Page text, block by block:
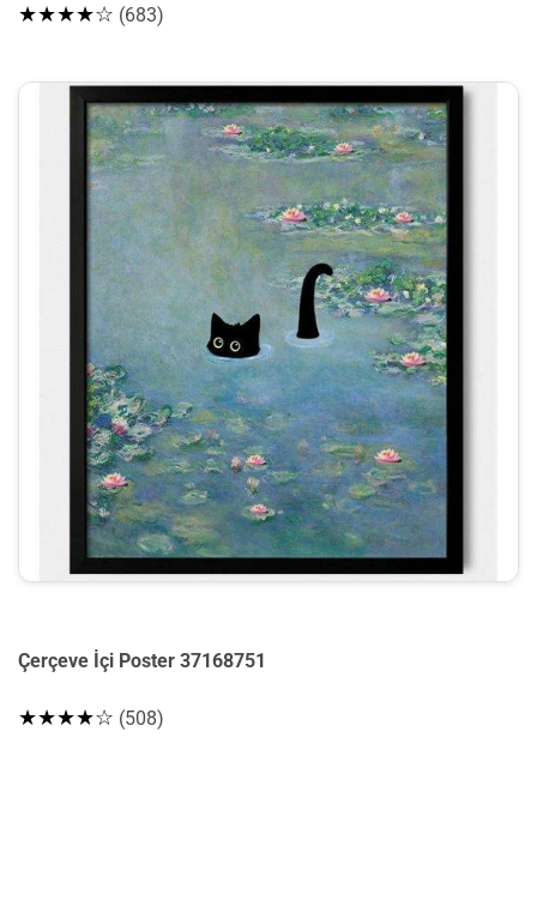
★★★★☆ (683)
Çerçeve İçi Poster 37168751
★★★★☆ (508)